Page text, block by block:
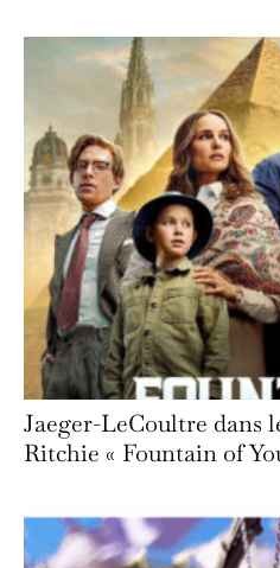
Jaeger-LeCoultre dans
Ritchie « Fountain of